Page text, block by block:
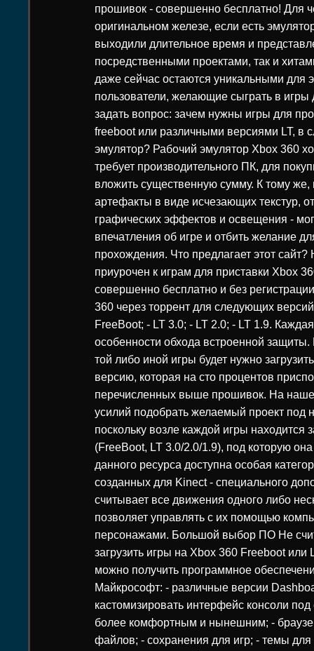
прошивок - совершенно бесплатно! Для
оригинальном железе, если есть
выходили длительное время и
посредственными проектами, так и
даже сейчас остаются уникальными для
пользователи, желающие сыграть в игры
задать вопрос: зачем нужны игры для
freeboot или различными версиями LT, в
эмулятор? Рабочий эмулятор Xbox 360
требует производительного ПК, для
вложить существенную сумму. К тому
артефакты в виде исчезающих текстур,
графических эффектов и освещения -
впечатления об игре и отбить желание
прохождения. Что предлагает этот
приурочен к играм для приставки Xbox
совершенно бесплатно и без
360 через торрент для следующих
FreeBoot; - LT 3.0; - LT 2.0; - LT 1.9.
особенности обхода встроенной защиты.
той либо иной игры будет нужно
версию, которая на сто процентов
перечисленных выше прошивок. На
усилий подобрать желаемый проект под
поскольку возле каждой игры находится
(FreeBoot, LT 3.0/2.0/1.9), под которую
данного ресурса доступна особая
созданных для Kinect - специального
считывает все движения одного либо
позволяет управлять с их помощью
персонажами. Большой выбор ПО Не
загрузить игры на Xbox 360 Freeboot или
можно получить программное
Майкрософт: - различные версии
кастомизировать интерфейс консоли
более комфортным и нынешним; -
файлов; - сохранения для игр; - темы